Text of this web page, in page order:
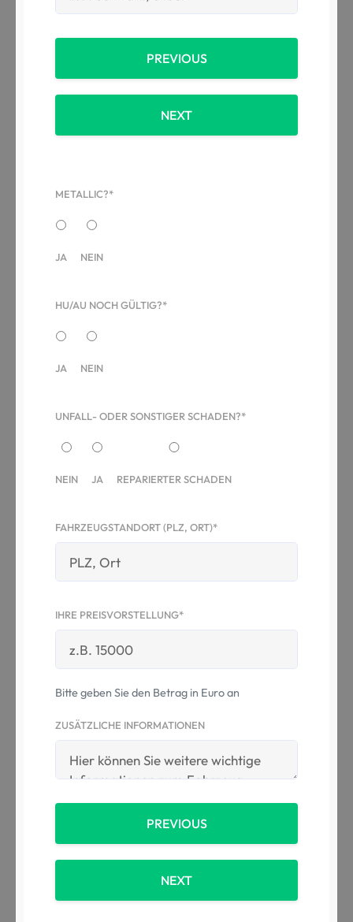
PREVIOUS
NEXT
METALLIC?*
JA NEIN
HU/AU NOCH GÜLTIG?*
JA NEIN
UNFALL- ODER SONSTIGER SCHADEN?*
NEIN JA REPARIERTER SCHADEN
FAHRZEUGSTANDORT (PLZ, ORT)*
IHRE PREISVORSTELLUNG*
Bitte geben Sie den Betrag in Euro an
ZUSÄTZLICHE INFORMATIONEN
PREVIOUS
NEXT